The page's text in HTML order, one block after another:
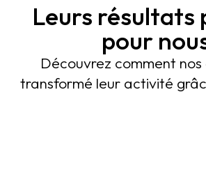
Leurs résultats
pour
Découvrez comment
transformé leur activité